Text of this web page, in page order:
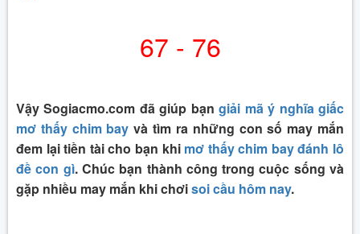
67 - 76
Vậy Sogiacmo.com đã giúp bạngiải mã ý nghĩa giấc
mơ thấy chim bay và tìm ra những con số may mắn
đem lại tiền tài cho bạn khi mơ thấy chim bay đánh lô
đề con gì. Chúc bạn thành công trong cuộc sống và
gặp nhiều may mắn khi chơisoi cầu hôm nay.